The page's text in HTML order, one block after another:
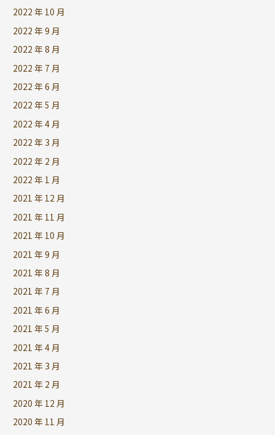
2022 年 10 月
2022 年 9 月
2022 年 8 月
2022 年 7 月
2022 年 6 月
2022 年 5 月
2022 年 4 月
2022 年 3 月
2022 年 2 月
2022 年 1 月
2021 年 12 月
2021 年 11 月
2021 年 10 月
2021 年 9 月
2021 年 8 月
2021 年 7 月
2021 年 6 月
2021 年 5 月
2021 年 4 月
2021 年 3 月
2021 年 2 月
2020 年 12 月
2020 年 11 月